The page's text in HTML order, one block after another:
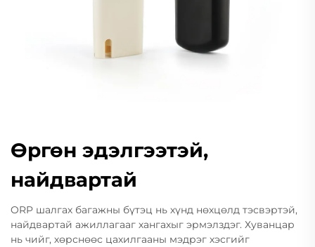
Өргөн эдэлгээтэй,
найдвартай
ORP шалгах багажны бүтэц нь хүнд нөхцөлд тэсвэртэй,
найдвартай ажиллагааг хангахыг эрмэлздэг. Хуванцар
нь чийг, хөрснөөс цахилгааны мэдрэг хэсгийг